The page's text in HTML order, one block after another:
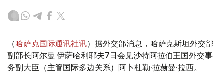
（哈萨克国际通讯社讯）据外交部消息，哈萨克斯坦外交部
副部长阿尔曼·伊萨哈利耶夫7日会见沙特阿拉伯王国外交事
务副大臣（主管国际多边关系）阿卜杜勒·拉赫曼·拉西。